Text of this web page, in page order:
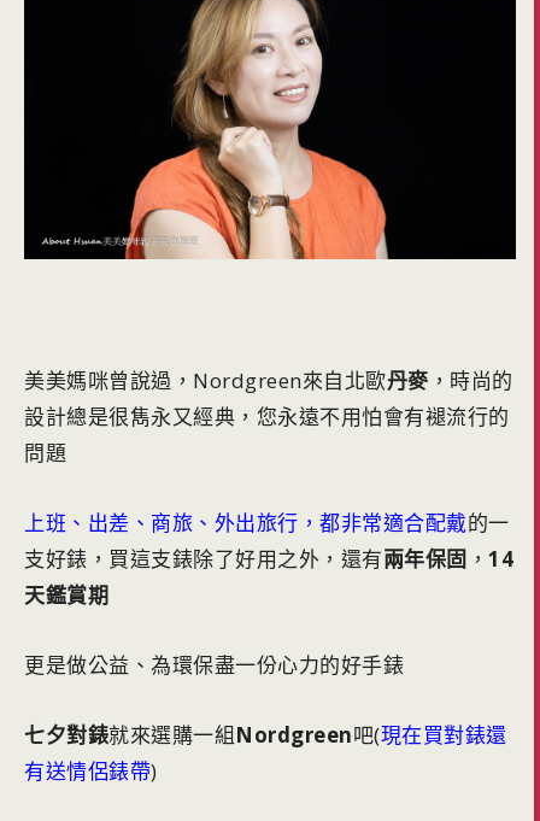
美美媽咪曾說過，Nordgreen來自北歐丹麥，時尚的
設計總是很雋永又經典，您永遠不用怕會有褪流行的
問題
上班、出差、商旅、外出旅行，都非常適合配戴的一
支好錶，買這支錶除了好用之外，還有兩年保固 ， 14
天鑑賞期
更是做公益、為環保盡一份心力的好手錶
七夕對錶就來選購一組Nordgreen吧(現在買對錶還
有送情侶錶帶)